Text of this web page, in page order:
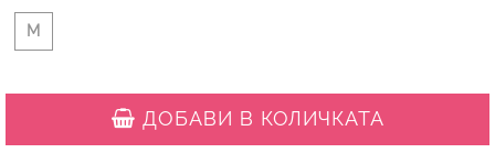
M
ДОБАВИ В КОЛИЧКАТА